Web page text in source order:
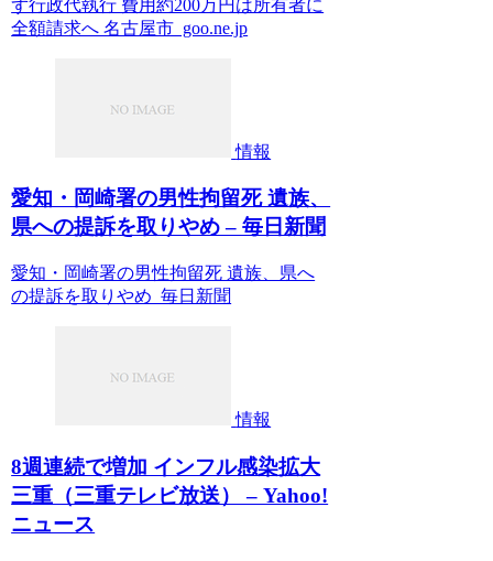
ず行政代執行 費用約200万円は所有者に
全額請求へ 名古屋市 goo.ne.jp
情報
愛知・岡崎署の男性拘留死 遺族、
県への提訴を取りやめ – 毎日新聞
愛知・岡崎署の男性拘留死 遺族、県へ
の提訴を取りやめ 毎日新聞
情報
8週連続で増加 インフル感染拡大
三重（三重テレビ放送） – Yahoo!
ニュース